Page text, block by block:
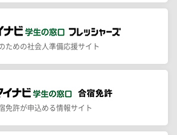
ための社会人準備応援サイト
免許が申込める情報サイト